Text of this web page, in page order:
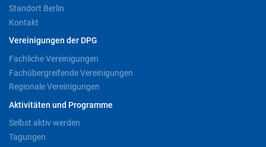
Standort Berlin
Kontakt
Vereinigungen der DPG
Fachliche Vereinigungen
Fachübergreifende Vereinigungen
Regionale Vereinigungen
Aktivitäten und Programme
Selbst aktiv werden
Tagungen